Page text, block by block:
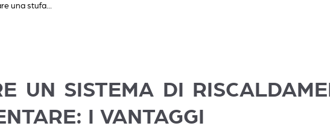
una stufa...
UN SISTEMA DI
I VANTAGGI